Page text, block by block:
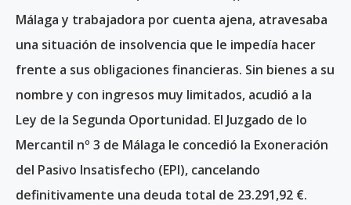
Málaga y trabajadora por cuenta ajena, atravesaba
una situación de insolvencia que le impedía hacer
frente a sus obligaciones financieras. Sin bienes a su
nombre y con ingresos muy limitados, acudió a la
Ley de la Segunda Oportunidad. El Juzgado de lo
Mercantil nº 3 de Málaga le concedió la Exoneración
del Pasivo Insatisfecho (EPI), cancelando
definitivamente una deuda total de 23.291,92 €.